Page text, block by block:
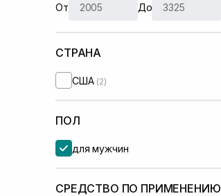
От До
СТРАНА
США (2)
ПОЛ
для мужчин
СРЕДСТВО ПО ПРИМЕНЕНИЮ